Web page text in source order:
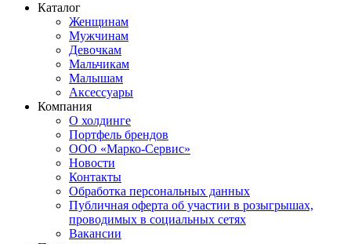
Каталог
Женщинам
Мужчинам
Девочкам
Мальчикам
Малышам
Аксессуары
Компания
О холдинге
Портфель брендов
ООО «Марко-Сервис»
Новости
Контакты
Обработка персональных данных
Публичная оферта об участии в розыгрышах,
проводимых в социальных сетях
Вакансии